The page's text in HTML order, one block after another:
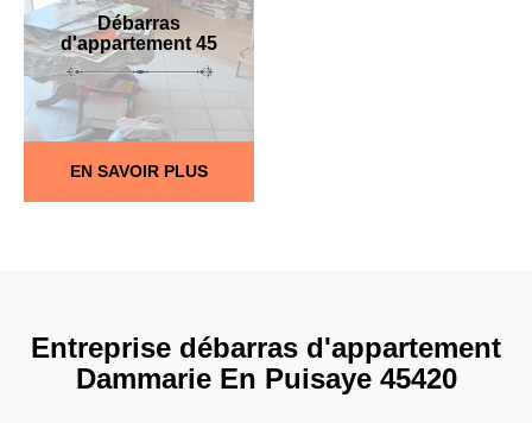
Débarras
d'appartement 45
EN SAVOIR PLUS
Entreprise débarras d'appartement
Dammarie En Puisaye 45420